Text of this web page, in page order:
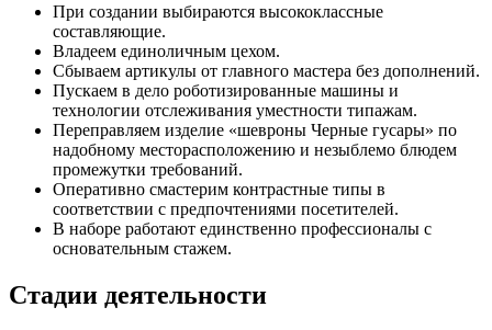
При создании выбираются высококлассные
составляющие.
Владеем единоличным цехом.
Сбываем артикулы от главного мастера без дополнений.
Пускаем в дело роботизированные машины и
технологии отслеживания уместности типажам.
Переправляем изделие «шевроны Черные гусары» по
надобному месторасположению и незыблемо блюдем
промежутки требований.
Оперативно смастерим контрастные типы в
соответствии с предпочтениями посетителей.
В наборе работают единственно профессионалы с
основательным стажем.
Стадии деятельности